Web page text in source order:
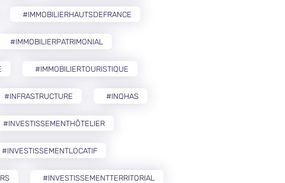
#IMMOBILIERHAUTSDEFRANCE
#IMMOBILIERPATRIMONIAL
#IMMOBILIERTOURISTIQUE
#INFRASTRUCTURE #INQHAS
#INVESTISSEMENTHÔTELIER
#INVESTISSEMENTLOCATIF
#INVESTISSEMENTTERRITORIAL